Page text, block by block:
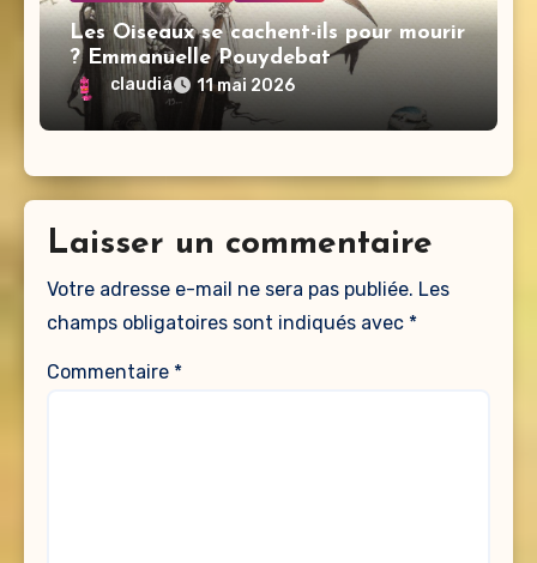
Les Oiseaux se cachent-ils pour mourir
? Emmanuelle Pouydebat
claudia 11 mai 2026
Laisser un commentaire
Votre adresse e-mail ne sera pas publiée. Les
champs obligatoires sont indiqués avec *
Commentaire *